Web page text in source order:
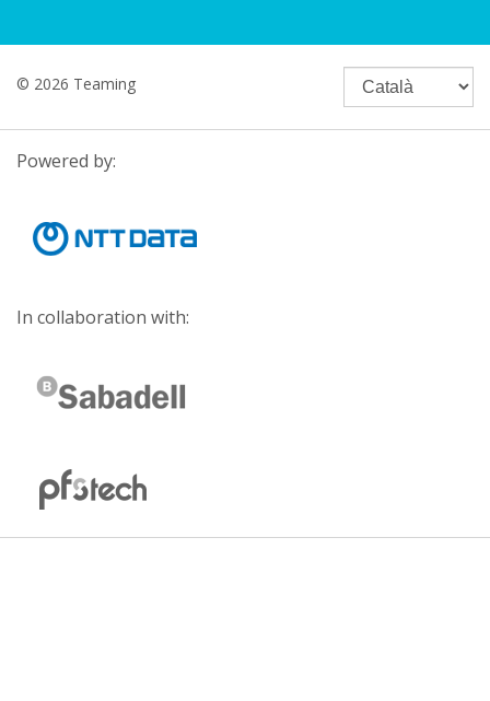
© 2026 Teaming
Powered by:
In collaboration with: